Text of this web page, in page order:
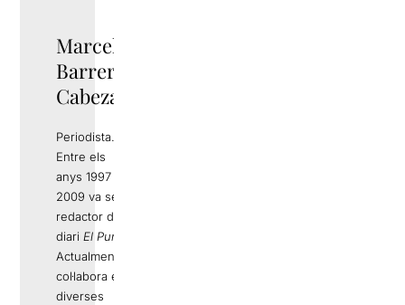
Marcel
Barrera
Cabezas
Periodista.
Entre els
anys 1997 i
2009 va ser
redactor del
diari El Punt
Actualment
col·labora en
diverses